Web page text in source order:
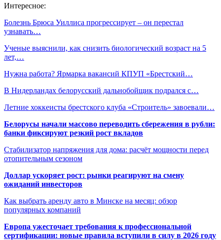
Интересное:
Болезнь Брюса Уиллиса прогрессирует – он перестал
узнавать…
Ученые выяснили, как снизить биологический возраст на 5
лет,…
Нужна работа? Ярмарка вакансий КПУП «Брестский…
В Нидерландах белорусский дальнобойщик подрался с…
Летние хоккеисты брестского клуба «Строитель» завоевали…
Белорусы начали массово переводить сбережения в рубли:
банки фиксируют резкий рост вкладов
Стабилизатор напряжения для дома: расчёт мощности перед
отопительным сезоном
Доллар ускоряет рост: рынки реагируют на смену
ожиданий инвесторов
Как выбрать аренду авто в Минске на месяц: обзор
популярных компаний
Европа ужесточает требования к профессиональной
сертификации: новые правила вступили в силу в 2026 году